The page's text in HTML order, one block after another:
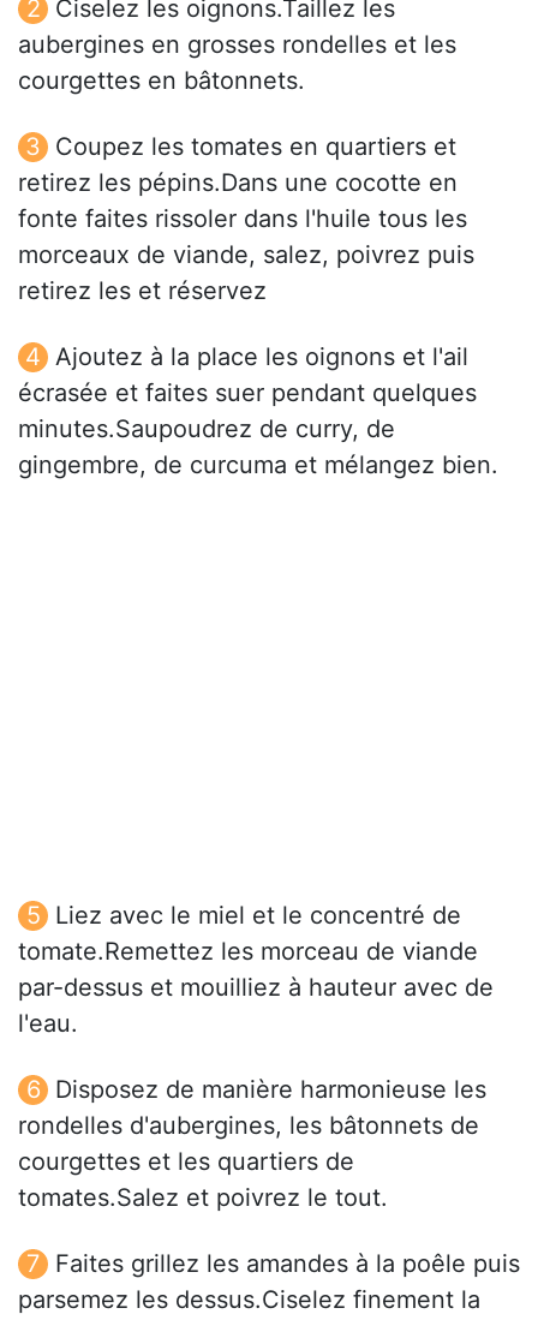
Ciselez les oignons.Taillez les
aubergines en grosses rondelles et les
courgettes en bâtonnets.
Coupez les tomates en quartiers et
retirez les pépins.Dans une cocotte en
fonte faites rissoler dans l'huile tous les
morceaux de viande, salez, poivrez puis
retirez les et réservez
Ajoutez à la place les oignons et l'ail
écrasée et faites suer pendant quelques
minutes.Saupoudrez de curry, de
gingembre, de curcuma et mélangez bien.
Liez avec le miel et le concentré de
tomate.Remettez les morceau de viande
par-dessus et mouilliez à hauteur avec de
l'eau.
Disposez de manière harmonieuse les
rondelles d'aubergines, les bâtonnets de
courgettes et les quartiers de
tomates.Salez et poivrez le tout.
Faites grillez les amandes à la poêle puis
parsemez les dessus.Ciselez finement la